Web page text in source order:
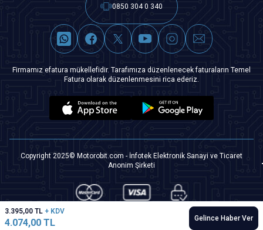
3.395,00 TL + KDV
4.074,00 TL Gelince Haber Ver
0850 304 0 340
Firmamız efatura mükellefidir. Tarafımıza düzenlenecek faturaların Temel
Fatura olarak düzenlenmesini rica ederiz.
Copyright 2025© Motorobit.com - İnfotek Elektronik Sanayi ve Ticaret
Anonim Şirketi